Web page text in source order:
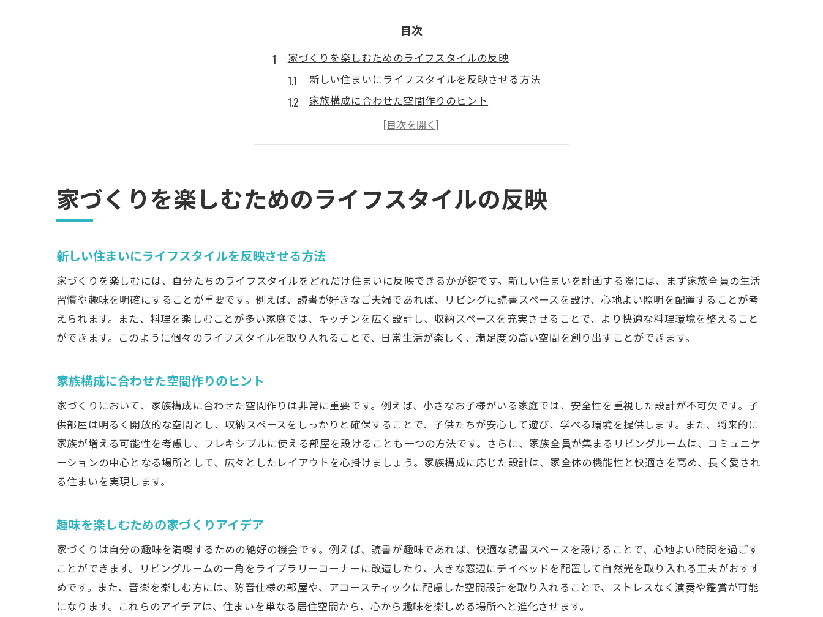
目次
家づくりを楽しむためのライフスタイルの反映
新しい住まいにライフスタイルを反映させる方法
家族構成に合わせた空間作りのヒント
趣味を楽しむための家づくりアイデア
ペットと暮らすための家づくりの工夫
未来のライフスタイルを考えた住宅設計
価値観を形にする家づくりのアプローチ
エコフレンドリーな家づくりの考え方
家族の価値観を反映するインテリア
地域文化を尊重した住宅デザイン
長く住み続けるための計画的な設計
アウトドアを楽しむための庭作り
キッチンでの料理を楽しむ工夫
リビングでのくつろぎを最大化する方法
ホームエンターテイメントを充実させる配置
DIYで楽しむ家づくりの楽しさ
アートを取り入れた空間作り
モジュール家具で変化するインテリア
家づくりを楽しむためのライフスタイルの反映
新しい住まいにライフスタイルを反映させる方法
家づくりを楽しむには、自分たちのライフスタイルをどれだけ住まいに反映できるかが鍵です。新しい住まいを計画する際には、まず家族全員の生活
習慣や趣味を明確にすることが重要です。例えば、読書が好きなご夫婦であれば、リビングに読書スペースを設け、心地よい照明を配置することが考
えられます。また、料理を楽しむことが多い家庭では、キッチンを広く設計し、収納スペースを充実させることで、より快適な料理環境を整えること
ができます。このように個々のライフスタイルを取り入れることで、日常生活が楽しく、満足度の高い空間を創り出すことができます。
家族構成に合わせた空間作りのヒント
家づくりにおいて、家族構成に合わせた空間作りは非常に重要です。例えば、小さなお子様がいる家庭では、安全性を重視した設計が不可欠です。子
供部屋は明るく開放的な空間とし、収納スペースをしっかりと確保することで、子供たちが安心して遊び、学べる環境を提供します。また、将来的に
家族が増える可能性を考慮し、フレキシブルに使える部屋を設けることも一つの方法です。さらに、家族全員が集まるリビングルームは、コミュニケ
ーションの中心となる場所として、広々としたレイアウトを心掛けましょう。家族構成に応じた設計は、家全体の機能性と快適さを高め、長く愛され
る住まいを実現します。
趣味を楽しむための家づくりアイデア
家づくりは自分の趣味を満喫するための絶好の機会です。例えば、読書が趣味であれば、快適な読書スペースを設けることで、心地よい時間を過ごす
ことができます。リビングルームの一角をライブラリーコーナーに改造したり、大きな窓辺にデイベッドを配置して自然光を取り入れる工夫がおすす
めです。また、音楽を楽しむ方には、防音仕様の部屋や、アコースティックに配慮した空間設計を取り入れることで、ストレスなく演奏や鑑賞が可能
になります。これらのアイデアは、住まいを単なる居住空間から、心から趣味を楽しめる場所へと進化させます。